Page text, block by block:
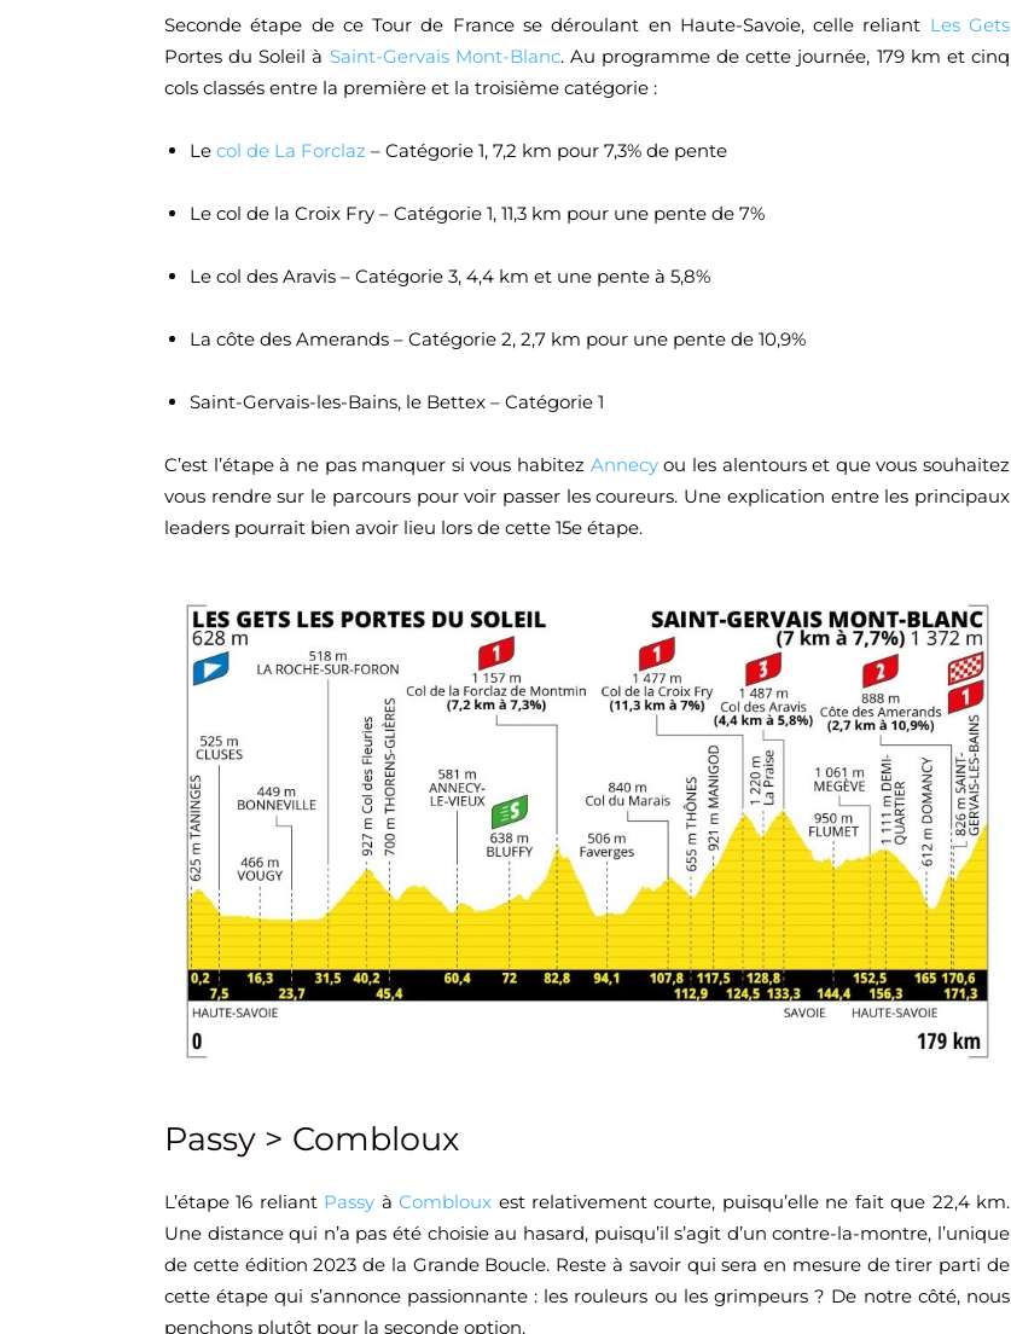
Seconde étape de ce Tour de France se déroulant en Haute-Savoie, celle reliant Les Gets
Portes du Soleil à Saint-Gervais Mont-Blanc. Au programme de cette journée, 179 km et cinq
cols classés entre la première et la troisième catégorie :
Le col de La Forclaz – Catégorie 1, 7,2 km pour 7,3% de pente
Le col de la Croix Fry – Catégorie 1, 11,3 km pour une pente de 7%
Le col des Aravis – Catégorie 3, 4,4 km et une pente à 5,8%
La côte des Amerands – Catégorie 2, 2,7 km pour une pente de 10,9%
Saint-Gervais-les-Bains, le Bettex – Catégorie 1
C’est l’étape à ne pas manquer si vous habitez Annecyou les alentours et que vous souhaitez
vous rendre sur le parcours pour voir passer les coureurs. Une explication entre les principaux
leaders pourrait bien avoir lieu lors de cette 15e étape.
Passy > Combloux
L’étape 16 reliant Passy àCombloux est relativement courte, puisqu’elle ne fait que 22,4 km.
Une distance qui n’a pas été choisie au hasard, puisqu’il s’agit d’un contre-la-montre, l’unique
de cette édition 2023 de la Grande Boucle. Reste à savoir qui sera en mesure de tirer parti de
cette étape qui s’annonce passionnante : les rouleurs ou les grimpeurs ? De notre côté, nous
penchons plutôt pour la seconde option.